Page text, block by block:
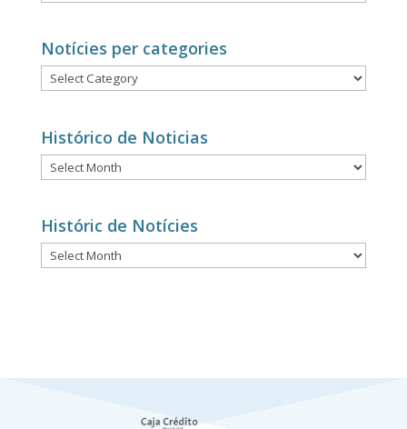
por
Notícies per categories
Notícies
per
Histórico de Noticias
Histórico
de
Históric de Notícies
Históric
de